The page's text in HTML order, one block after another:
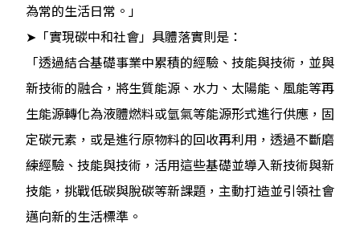
為常的生活日常。」
➤「實現碳中和社會」具體落實則是：
「透過結合基礎事業中累積的經驗、技能與技術，並與
新技術的融合，將生質能源、水力、太陽能、風能等再
生能源轉化為液體燃料或氫氣等能源形式進行供應，固
定碳元素，或是進行原物料的回收再利用，透過不斷磨
練經驗、技能與技術，活用這些基礎並導入新技術與新
技能，挑戰低碳與脫碳等新課題，主動打造並引領社會
邁向新的生活標準。